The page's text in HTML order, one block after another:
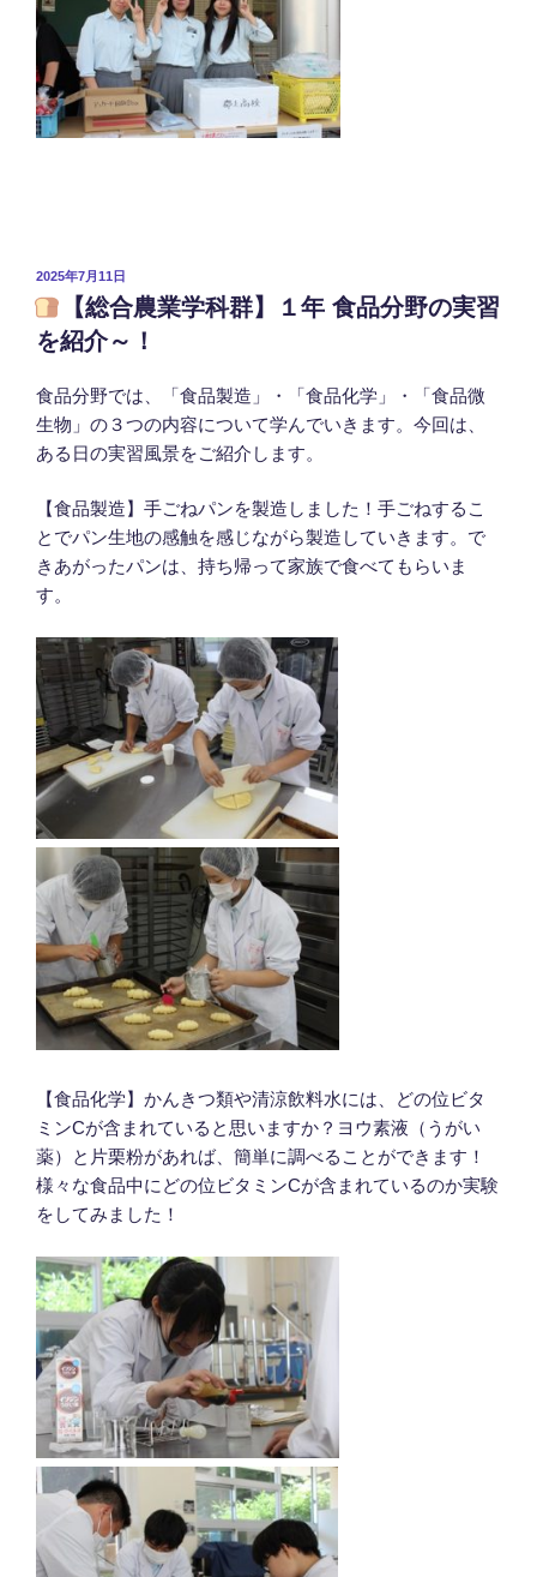
投
稿
日:
2025年7月11日
【総合農業学科群】１年 食品分野の実習
を紹介～！
食品分野では、「食品製造」・「食品化学」・「食品微
生物」の３つの内容について学んでいきます。今回は、
ある日の実習風景をご紹介します。
【食品製造】手ごねパンを製造しました！手ごねするこ
とでパン生地の感触を感じながら製造していきます。で
きあがったパンは、持ち帰って家族で食べてもらいま
す。
【食品化学】かんきつ類や清涼飲料水には、どの位ビタ
ミンCが含まれていると思いますか？ヨウ素液（うがい
薬）と片栗粉があれば、簡単に調べることができます！
様々な食品中にどの位ビタミンCが含まれているのか実験
をしてみました！